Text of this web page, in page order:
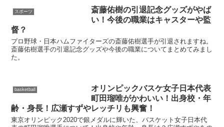
スポーツ
斎藤佑樹の引退記念グッズがやば
い！今後の職業はキャスターや監
督？
プロ野球・日本ハムファイターズの斎藤佑樹選手が引退されますね。
斎藤佑樹選手の引退記念グッズや今後の職業についてまとめてみまし
た。
basketball
オリンピックバスケ女子日本代表
町田瑠唯がかわいい！出身校・年
齢・身長！広瀬すずやレッチリも興奮！
東京オリンピック2020で銀メダルに輝いた、バスケット女子日本代